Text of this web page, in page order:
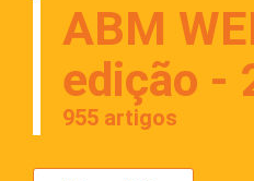
ABM
edição -
955 artigos